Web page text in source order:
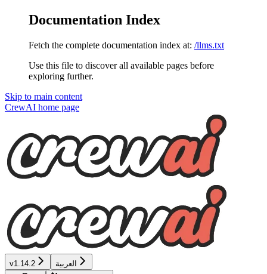
Documentation Index
Fetch the complete documentation index at: /llms.txt
Use this file to discover all available pages before
exploring further.
Skip to main content
CrewAI home page
v1.14.2 العربية